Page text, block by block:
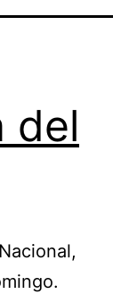
del